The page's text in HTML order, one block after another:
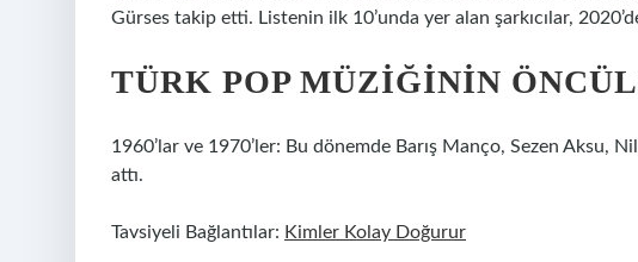
Gürses takip etti. Listenin ilk 10’unda yer alan şarkıcılar,
TÜRK POP MÜZIĞININ
1960’lar ve 1970’ler: Bu dönemde Barış Manço, Sezen Aksu,
attı.
Tavsiyeli Bağlantılar: Kimler Kolay Doğurur